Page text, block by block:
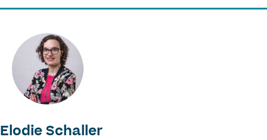
Elodie Schaller